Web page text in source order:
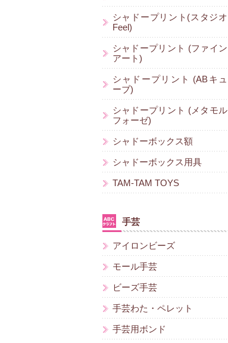
シャドープリント(スタジオ
Feel)
シャドープリント (ファイン
アート)
シャドープリント (ABキュ
ーブ)
シャドープリント (メタモル
フォーゼ)
シャドーボックス額
シャドーボックス用具
TAM-TAM TOYS
手芸
アイロンビーズ
モール手芸
ビーズ手芸
手芸わた・ペレット
手芸用ボンド